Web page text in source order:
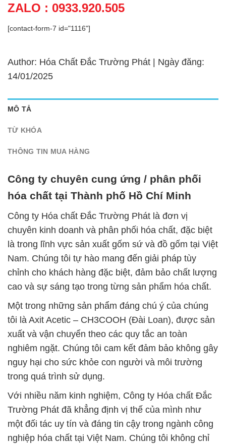
ZALO : 0933.920.505
[contact-form-7 id="1116"]
Author: Hóa Chất Đắc Trường Phát | Ngày đăng:
14/01/2025
MÔ TẢ
TỪ KHÓA
THÔNG TIN MUA HÀNG
Công ty chuyên cung ứng / phân phối
hóa chất tại Thành phố Hồ Chí Minh
Công ty Hóa chất Đắc Trường Phát là đơn vị
chuyên kinh doanh và phân phối hóa chất, đặc biệt
là trong lĩnh vực sản xuất gốm sứ và đồ gốm tại Việt
Nam. Chúng tôi tự hào mang đến giải pháp tùy
chỉnh cho khách hàng đặc biệt, đảm bảo chất lượng
cao và sự sáng tạo trong từng sản phẩm hóa chất.
Một trong những sản phẩm đáng chú ý của chúng
tôi là Axit Acetic – CH3COOH (Đài Loan), được sản
xuất và vận chuyển theo các quy tắc an toàn
nghiêm ngặt. Chúng tôi cam kết đảm bảo không gây
nguy hại cho sức khỏe con người và môi trường
trong quá trình sử dụng.
Với nhiều năm kinh nghiệm, Công ty Hóa chất Đắc
Trường Phát đã khẳng định vị thế của mình như
một đối tác uy tín và đáng tin cậy trong ngành công
nghiệp hóa chất tại Việt Nam. Chúng tôi không chỉ